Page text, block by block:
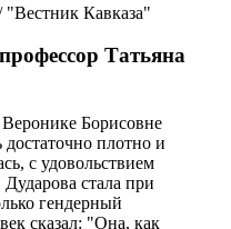
Кавказа"
Татьяна
Борисовне
плотно и
с удовольствием
стала при
гендерный
сказал: "Она, как